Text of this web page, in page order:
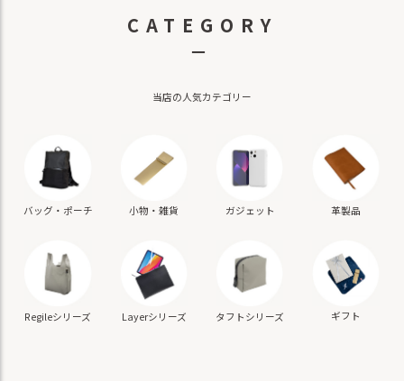
CATEGORY
－
当店の人気カテゴリー
バッグ・ポーチ 小物・雑貨 ガジェット 革製品
Regileシリーズ Layerシリーズ タフトシリーズ ギフト